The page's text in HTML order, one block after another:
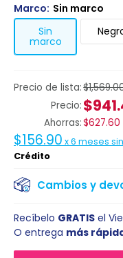
Precio de lista:
Precio:
Ahorras:$627.60
$156.90 x6 meses
Crédito
Cambios y
Marco: Sin marco
Sin
marco
Recíbelo GRATIS el
O entrega más